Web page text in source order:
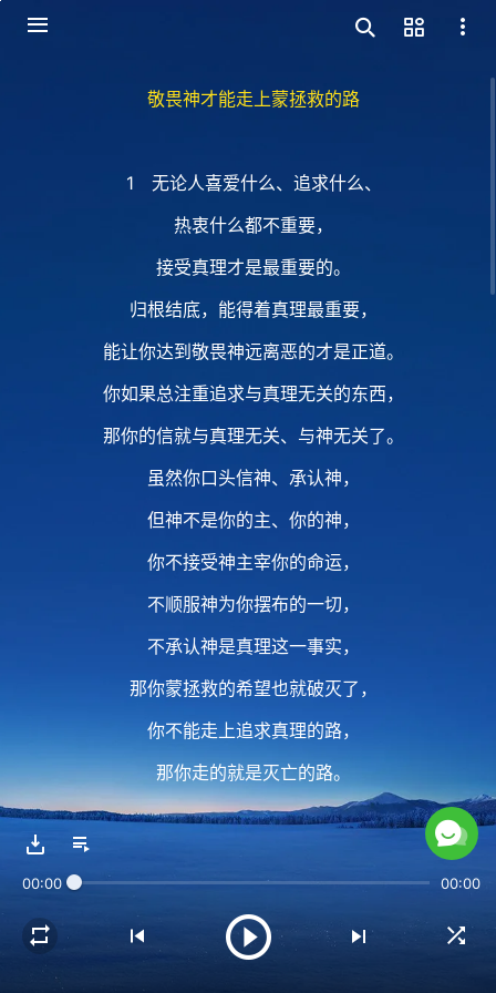
敬畏神才能走上蒙拯救的路
1 无论人喜爱什么、追求什么、
热衷什么都不重要，
接受真理才是最重要的。
归根结底，能得着真理最重要，
能让你达到敬畏神远离恶的才是正道。
你如果总注重追求与真理无关的东西，
那你的信就与真理无关、与神无关了。
虽然你口头信神、承认神，
但神不是你的主、你的神，
你不接受神主宰你的命运，
不顺服神为你摆布的一切，
不承认神是真理这一事实，
那你蒙拯救的希望也就破灭了，
你不能走上追求真理的路，
那你走的就是灭亡的路。
都是根据神的话、根据神的要求，
00:00 00:00